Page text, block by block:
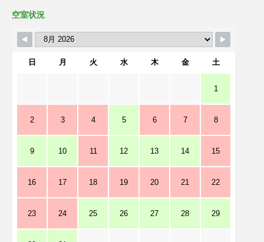
空室状況
日 月 火 水 木 金 土
1
2 3 4 5 6 7 8
9 10 11 12 13 14 15
16 17 18 19 20 21 22
23 24 25 26 27 28 29